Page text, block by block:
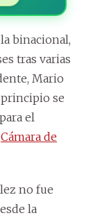
binacional,
tras varias
Mario
se
el
Cámara de
no fue
la